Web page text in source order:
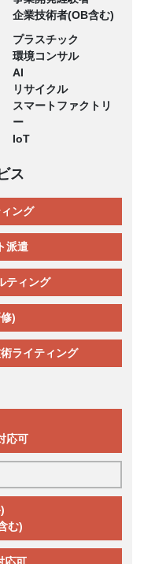
企業技術者(OB含む)
プラスチック
環境コンサル
AI
リサイクル
スマートファクトリ
ー
IoT
ス
ング
派遣
ティング
)
ライティング
応可
む)
応可